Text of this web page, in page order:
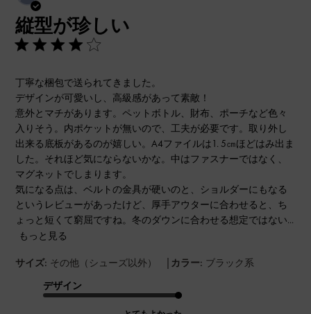
縦型が珍しい
丁寧な梱包で送られてきました。
デザインが可愛いし、高級感があって素敵！
意外とマチがあります。ペットボトル、財布、ポーチなど色々
入りそう。内ポケットが無いので、工夫が必要です。取り外し
出来る底板があるのが嬉しい。A4ファイルは1. 5㎝ほどはみ出ま
した。それほど気にならないかな。中はファスナーではなく、
マグネットでしまります。
気になる点は、ベルトの金具が硬いのと、ショルダーにもなる
というレビューがあったけど、厚手アウターに合わせると、ち
ょっと短くて窮屈ですね。冬のダウンに合わせる想定ではない...
もっと見る
サイズ: その他（シューズ以外） | カラー: ブラック系
デザイン